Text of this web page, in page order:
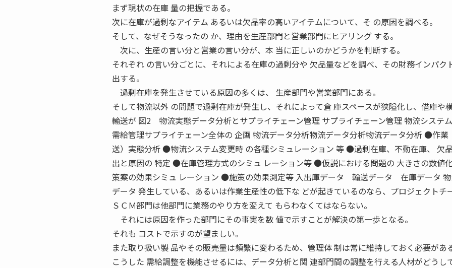
まず現状の在庫 量の把握である。
次に在庫が過剰なアイテム あるいは欠品率の高いアイテムについて、そ の原因を調べる。
そして、なぜそうなったの か、理由を生産部門と営業部門にヒアリング する。
次に、生産の言い分と営業の言い分が、本 当に正しいのかどうかを判断する。
それぞれ の言い分ごとに、それによる在庫の過剰分や 欠品量などを調べ、その財務インパク
出する。
過剰在庫を発生させている原因の多くは、 生産部門や営業部門にある。
そして物流以外 の問題で過剰在庫が発生し、それによって倉 庫スペースが狭隘化し、借庫や
輸送が 図2 物流実態データ分析とサプライチェーン管理 サプライチェーン管理 物流システ
需給管理サプライチェーン全体の 企画 物流データ分析物流データ分析物流データ分析 ●作業
送）実態分析 ●物流システム変更時 の各種シミュレーション 等 ●過剰在庫、不動在庫、 欠
出と原因の 特定 ●在庫管理方式のシミュ レーション等 ●仮説における問題の 大きさの数値
策案の効果シミュ レーション ●施策の効果測定等 入出庫データ 輸送データ 在庫データ
データ 発生している、あるいは作業生産性の低下な どが起きているのなら、プロジェクトチ
ＳＣＭ部門は他部門に業務のやり方を変えて もらわなくてはならない。
それには原因を作った部門にその事実を数 値で示すことが解決の第一歩となる。
それも コストで示すのが望ましい。
また取り扱い製 品やその販売量は頻繁に変わるため、管理体 制は常に維持しておく必要があ
こうした 需給調整を機能させるには、データ分析と関 連部門間の調整を行える人材がどうし